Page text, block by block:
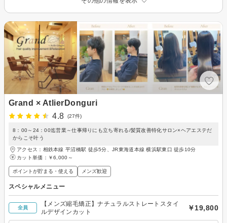
Grand × AtlierDonguri
4.8
(27件)
8：00～24：00迄営業～仕事帰りにも立ち寄れる/髪質改善特化サロン×ヘアエステだ
からこそ叶う
アクセス：相鉄本線 平沼橋駅 徒歩5分、JR東海道本線 横浜駅東口 徒歩10分
カット単価： ￥6,000～
ポイントが貯まる・使える メンズ歓迎
スペシャルメニュー
全員
【メンズ縮毛矯正】ナチュラルストレートスタイ
ルデザインカット
￥19,800